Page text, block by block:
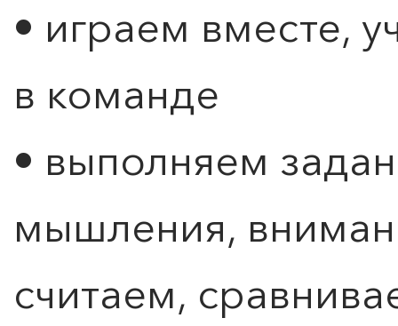
• играем вместе,
в команде
• выполняем
мышления,
считаем,